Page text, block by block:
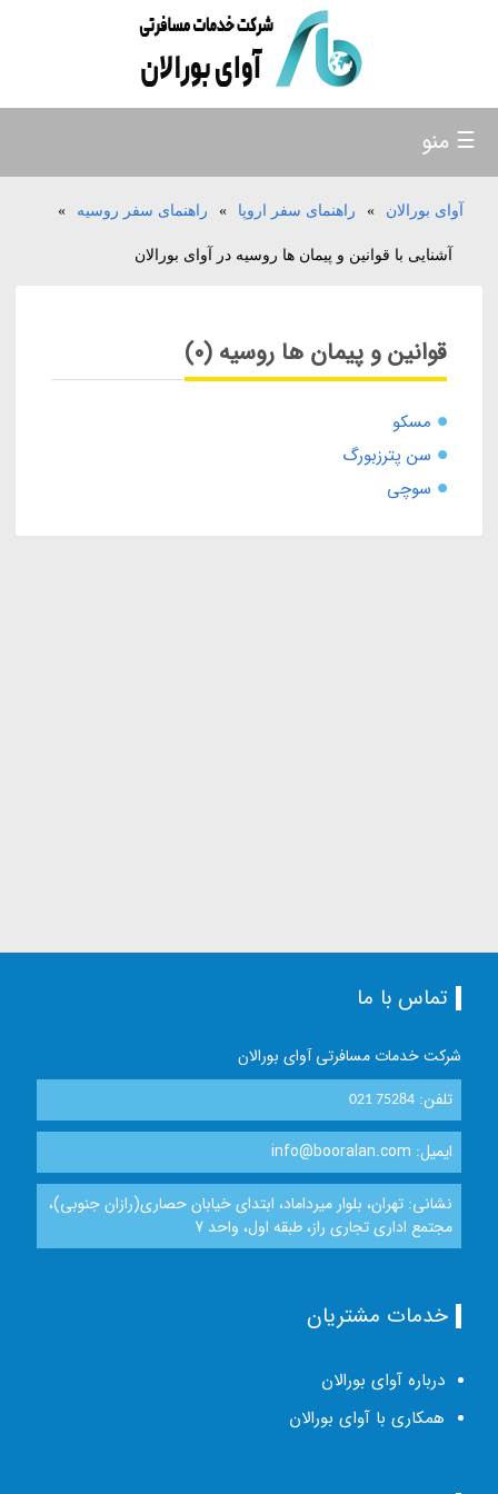
آوای بورالان » راهنمای سفر اروپا » راهنمای سفر روسیه »
آشنایی با قوانین و پیمان ها روسیه در آوای بورالان
قوانین و پیمان ها روسیه (0)
مسکو
سن پترزبورگ
سوچی
☰ منو
تماس با ما
شرکت خدمات مسافرتی آوای بورالان
تلفن:021 75284
ایمیل: info@booralan.com
نشانی: تهران، بلوار میرداماد، ابتدای خیابان حصاری(رازان جنوبی)،
مجتمع اداری تجاری راز، طبقه اول، واحد 7
خدمات مشتریان
درباره آوای بورالان
همکاری با آوای بورالان